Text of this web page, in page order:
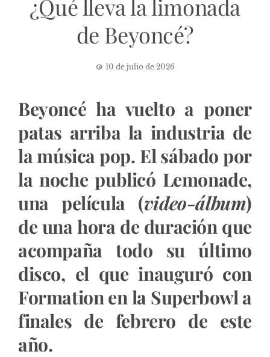
¿Qué lleva la limonada
de Beyoncé?
10 de julio de 2026
Beyoncé ha vuelto a poner
patas arriba la industria de
la música pop. El sábado por
la noche publicó Lemonade,
una película (video-álbum)
de una hora de duración que
acompaña todo su último
disco, el que inauguró con
Formation en la Superbowl a
finales de febrero de este
año.